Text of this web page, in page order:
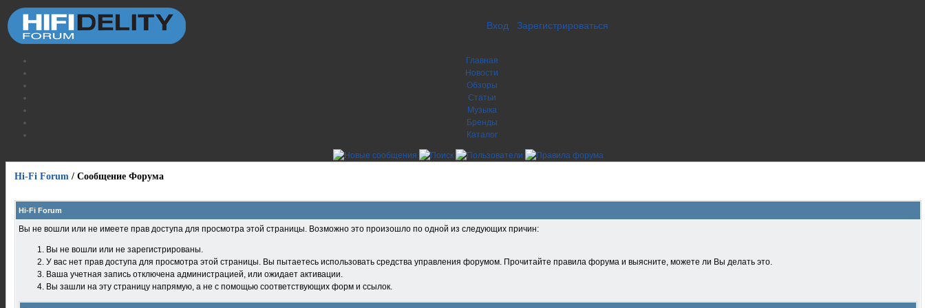
Вход Зарегистрироваться
Главная
Новости
Обзоры
Статьи
Музыка
Бренды
Каталог
Hi-Fi Forum / Сообщение Форума
Hi-Fi Forum
Вы не вошли или не имеете прав доступа для просмотра этой страницы. Возможно это произошло по одной из следующих причин:
Вы не вошли или не зарегистрированы.
У вас нет прав доступа для просмотра этой страницы. Вы пытаетесь использовать средства управления форумом. Прочитайте правила форума и выясните, можете ли Вы делать это.
Ваша учетная запись отключена администрацией, или ожидает активации.
Вы зашли на эту страницу напрямую, а не с помощью соответствующих форм и ссылок.